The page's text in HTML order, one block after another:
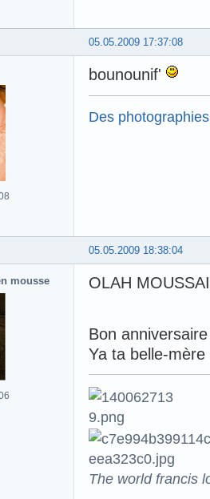
05.05.2009 17:37:08
bounounif'
Des
05.05.2009 18:38:04
mousse OLAH
Bon
Ya ta belle-
The world francis